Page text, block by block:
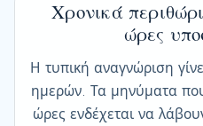
Χρονικά
ώρες
Η τυπική αναγνώριση
ημερών. Τα μηνύματα
ώρες ενδέχεται να